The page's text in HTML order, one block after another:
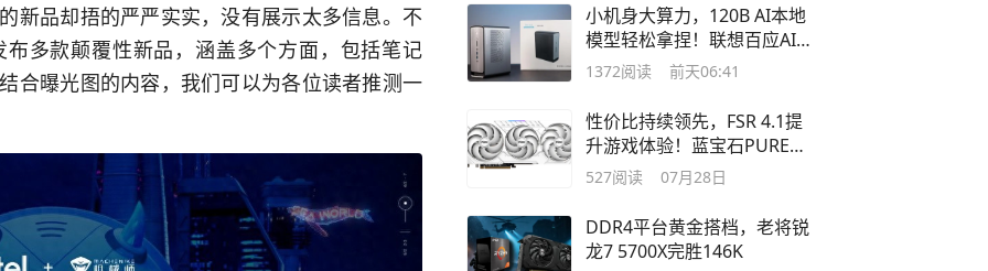
新品却捂的严严实实，没有展示太多信息。不
多款颠覆性新品，涵盖多个方面，包括笔记
合曝光图的内容，我们可以为各位读者推测一
小机身大算力，120B AI本地
模型轻松拿捏！联想百应AI主
机300测评
1372阅读 前天06:41
性价比持续领先，FSR 4.1提
升游戏体验！蓝宝石PURE极
地RX 9070 XT重新定义战未来
527阅读 07月28日
DDR4平台黄金搭档，老将锐
龙7 5700X完胜146K